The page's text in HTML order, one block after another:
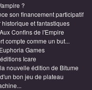
?
son financement participatif
et fantastiques
Confins de l'Empire
compte comme un but...
Games
Icare
nouvelle édition de Bitume
bon jeu de plateau